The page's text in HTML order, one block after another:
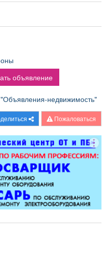
объявление
недвижимость"
Пожаловаться